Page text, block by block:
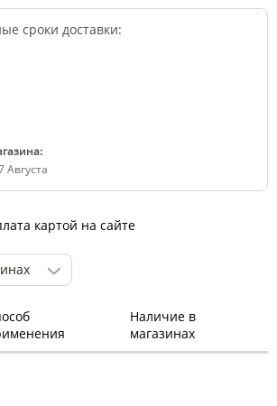
сроки доставки:
Августа
картой на сайте
Наличие в
магазинах